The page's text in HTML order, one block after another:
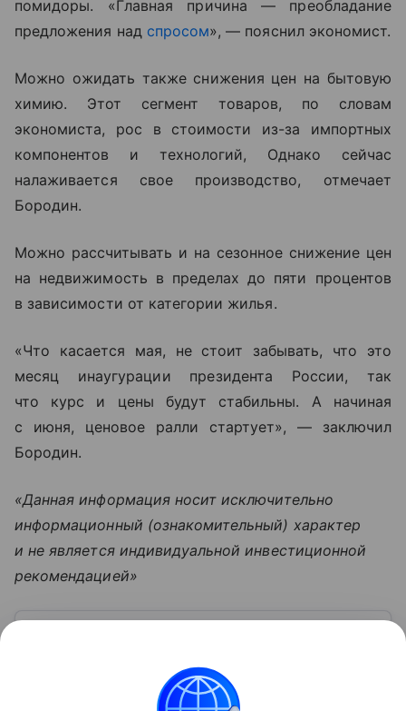
помидоры. «Главная причина — преобладание
предложения над спросом», — пояснил экономист.
Можно ожидать также снижения цен на бытовую
химию. Этот сегмент товаров, по словам
экономиста, рос в стоимости из-за импортных
компонентов и технологий, Однако сейчас
налаживается свое производство, отмечает
Бородин.
Можно рассчитывать и на сезонное снижение цен
на недвижимость в пределах до пяти процентов
в зависимости от категории жилья.
«Что касается мая, не стоит забывать, что это
месяц инаугурации президента России, так
что курс и цены будут стабильны. А начиная
с июня, ценовое ралли стартует», — заключил
Бородин.
«Данная информация носит исключительно
информационный (ознакомительный) характер
и не является индивидуальной инвестиционной
рекомендацией»
косвенный налог
Покупая товары, каждый из нас платит не только